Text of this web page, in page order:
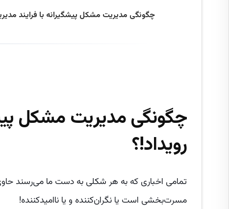
چگونگی مدیریت مشکل پیشگیرانه با فرایند
چگونگی مدیریت مشکل
رویداد!؟
تمامی اخباری که به هر شکلی به دست ما می‌رسند
مسرت‌بخشی است یا نگران‌کننده و یا ناامیدکننده!